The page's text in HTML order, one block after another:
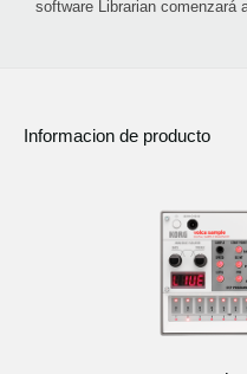
software Librarian comenzará
Informacion de producto